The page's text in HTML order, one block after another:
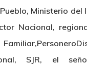
Ministerio
Nacional,
SJR, el